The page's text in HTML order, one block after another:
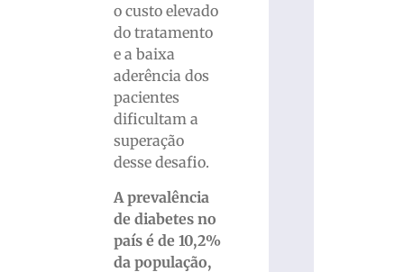
o custo elevado
do tratamento
e a baixa
aderência dos
pacientes
dificultam a
superação
desse desafio.
A prevalência
de diabetes no
país é de 10,2%
da população,